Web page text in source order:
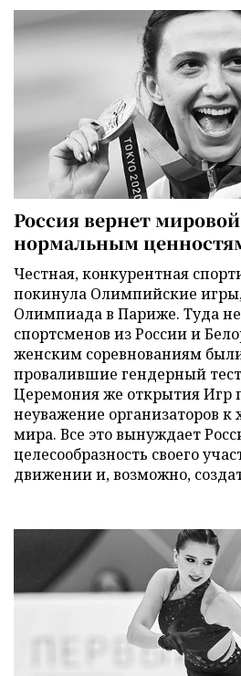
Россия вернет
нормальным
Честная, конкурентная
покинула Олимпийские
Олимпиада в Париже. Туда
спортсменов из России и
женским соревнованиям
провалившие гендерный
Церемония же открытия Игр
неуважение организаторов к
мира. Все это вынуждает
целесообразность своего
движении и, возможно,